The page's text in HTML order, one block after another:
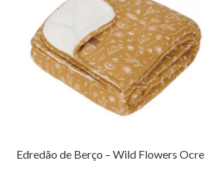
Edredão de Berço – Wild Flowers Ocre